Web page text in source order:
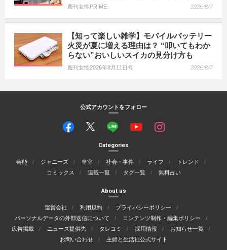
週刊女性PRIME 2026/8/7
【知って楽しい雑学】モバイルバッテリー
火災が夏に増える理由は？ “叩いてもわか
らない”おいしいスイカの見分け方も
週刊女性2026年8月11日号 2026/8/7
公式アカウントをフォロー
Categories
芸能 ジャニーズ 皇室 社会・事件 ライフ
トレンド
コミックス
連載一覧 タグ一覧 無料占い
About us
運営会社 利用規約
プライバシーポリシー
パーソナルデータの外部送信について
コンテンツ制作・編集ポリシー
広告掲載
ニュース提供先 タレコミ 採用情報
お知らせ一覧
お問い合わせ
主婦と生活社公式サイト